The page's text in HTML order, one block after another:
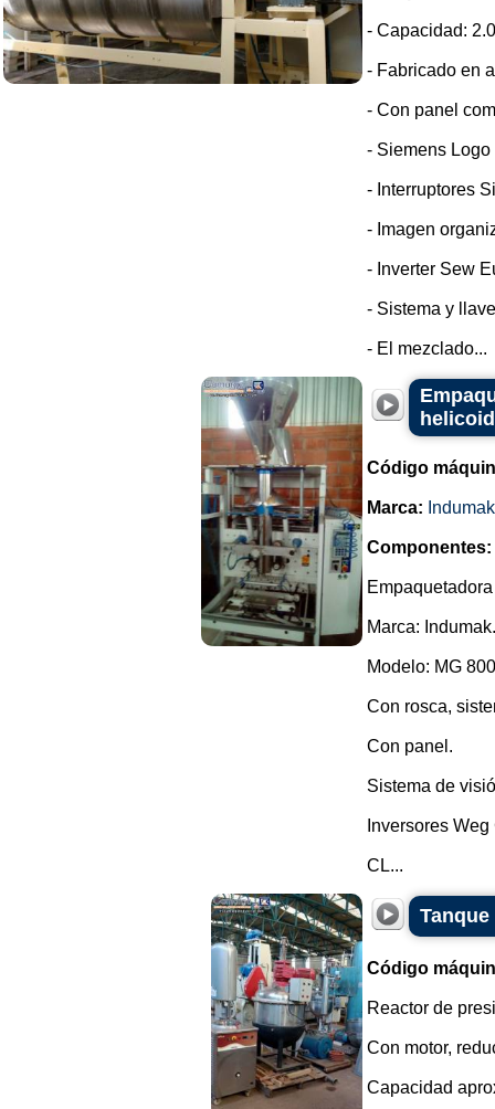
- Capacidad:
- Fabricado en
- Con panel
- Siemens Logo
- Interruptores
- Imagen
- Inverter Sew
- Sistema y
- El mezclado...
Código
Marca: Indumak
Componentes:
Marca: Indumak.
Modelo: MG
Con rosca,
Con panel.
Sistema de
Inversores
CL...
Código
Reactor de
Con motor,
Capacidad